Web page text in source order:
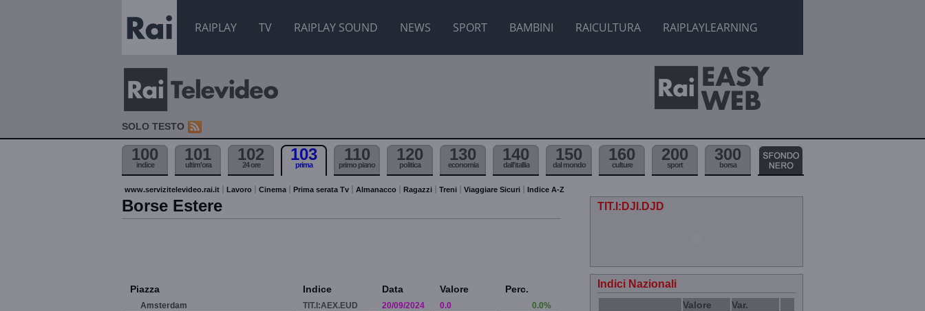
RAIPLAY TV RAIPLAY SOUND NEWS SPORT BAMBINI RAICULTURA RAIPLAYLEARNING
SOLO TESTO
100
indice
101
ultim'ora
102
24 ore
103
prima
110
primo piano
120
politica
130
economia
140
dall'itallia
150
dal mondo
160
culture
200
sport
300
borsa
www.servizitelevideo.rai.it Lavoro Cinema Prima serata Tv Almanacco Ragazzi Treni Viaggiare Sicuri Indice A-Z
Borse Estere
Piazza Indice Data Valore Perc.
Amsterdam TIT.I:AEX.EUD 20/09/2024 0.0
0.0%
TIT.I:DJI.DJD
Indici Nazionali
Valore Var.